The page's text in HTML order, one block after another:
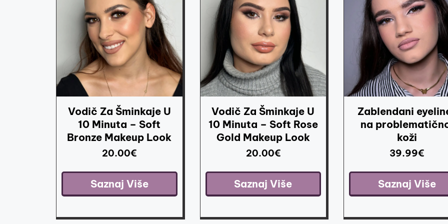
Vodič Za Šminkaje U
10 Minuta – Soft
Bronze Makeup Look
20.00€
Saznaj Više
Vodič Za Šminkaje U
10 Minuta – Soft Rose
Gold Makeup Look
20.00€
Saznaj Više
Zablendani
na
koži
39.99€
Saznaj Više